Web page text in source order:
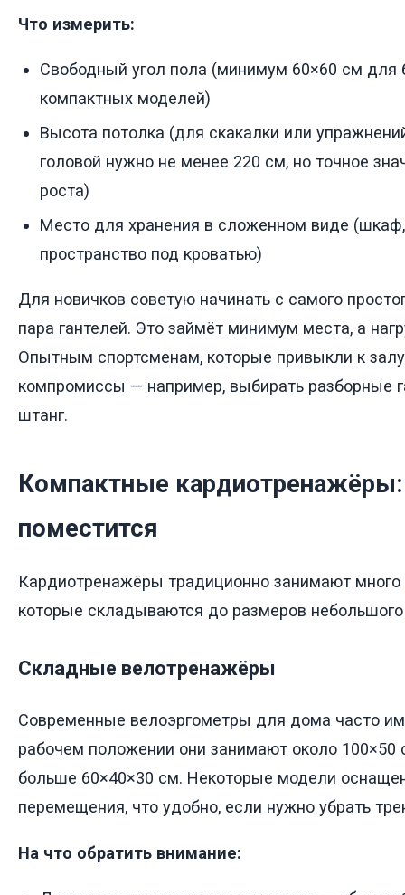
Что измерить:
Свободный угол пола (минимум 60×60 см для
компактных моделей)
Высота потолка (для скакалки или
головой нужно не менее 220 см, но точное
роста)
Место для хранения в сложенном виде (шкаф,
пространство под кроватью)
Для новичков советую начинать с самого
пара гантелей. Это займёт минимум места, а
Опытным спортсменам, которые привыкли к
компромиссы — например, выбирать разборные
штанг.
Компактные кардиотренажёры:
поместится
Кардиотренажёры традиционно занимают много
которые складываются до размеров
Складные велотренажёры
Современные велоэргометры для дома часто
рабочем положении они занимают около
больше 60×40×30 см. Некоторые модели
перемещения, что удобно, если нужно убрать
На что обратить внимание: